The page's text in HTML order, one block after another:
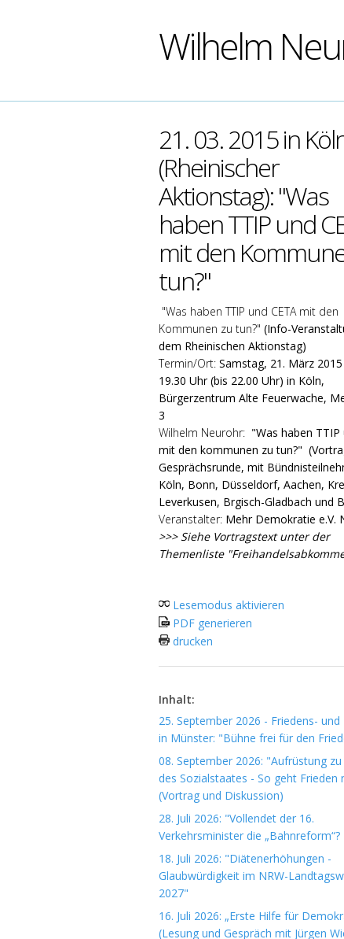
Wilhelm
21. 03. 2015 in
(Rheinischer
Aktionstag): "Was
haben TTIP und
mit den
tun?"
"Was haben TTIP und CETA mit den
Kommunen zu tun?" (Info-
dem Rheinischen Aktionstag)
Termin/Ort: Samstag, 21. März
19.30 Uhr (bis 22.00 Uhr) in Köln,
Bürgerzentrum Alte Feuerwache,
3
Wilhelm Neurohr: "Was haben TTIP
mit den kommunen zu tun?"
Gesprächsrunde, mit
Köln, Bonn, Düsseldorf, Aachen,
Leverkusen, Brgisch-Gladbach und
Veranstalter: Mehr Demokratie e.V.
>>> Siehe Vortragstext unter der
Themenliste
Lesemodus aktivieren
PDF generieren
drucken
Inhalt:
25. September 2026 - Friedens-
in Münster: "Bühne frei für den
08. September 2026: "Aufrüstung
des Sozialstaates - So geht Frieden
(Vortrag und Diskussion)
28. Juli 2026: "Vollendet der 16.
Verkehrsminister die „Bahnreform“?
18. Juli 2026: "Diätenerhöhungen -
Glaubwürdigkeit im NRW-
2027"
16. Juli 2026: „Erste Hilfe für
(Lesung und Gespräch mit Jürgen